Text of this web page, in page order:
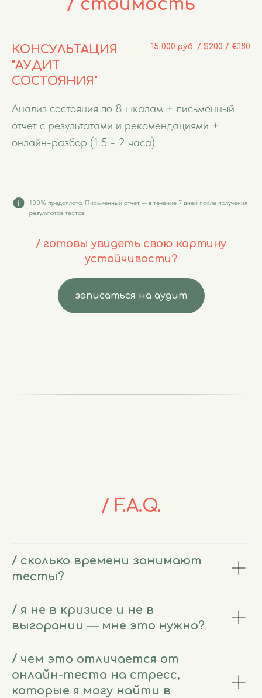
/ стоимость
КОНСУЛЬТАЦИЯ
"АУДИТ
СОСТОЯНИЯ"
15 000 руб. / $200 / €180
Анализ состояния по 8 шкалам + письменный
отчет с результатами и рекомендациями +
онлайн-разбор (1.5 - 2 часа).
100% предоплата. Письменный отчет — в течение 7 дней после получения
результатов тестов.
/ готовы увидеть свою картину
устойчивости?
записаться на аудит
/ F.A.Q.
/ сколько времени занимают
тесты?
/ я не в кризисе и не в
выгорании — мне это нужно?
/ чем это отличается от
онлайн-теста на стресс,
которые я могу найти в